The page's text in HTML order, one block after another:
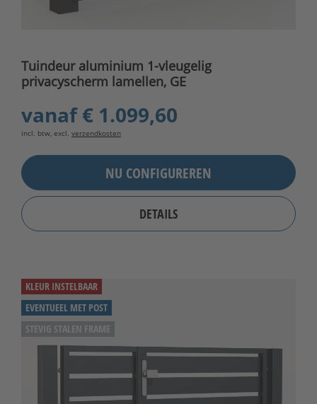
Tuindeur aluminium 1-vleugelig
privacyscherm lamellen, GE
vanaf€ 1.099,60
incl. btw, excl. verzendkosten
NU CONFIGUREREN
DETAILS
KLEUR INSTELBAAR
EVENTUEEL MET POST
STEVIG STALEN FRAME